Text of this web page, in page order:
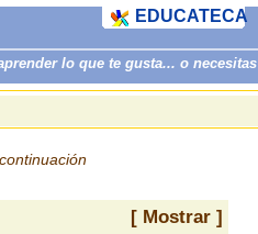
lo que te gusta... o necesitas
EDUCATECA
[ Mostrar ]